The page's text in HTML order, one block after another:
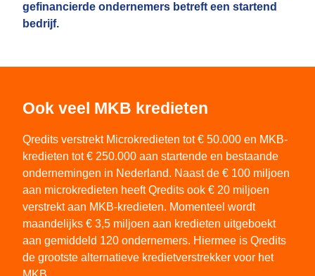
gefinancierde ondernemers betreft een startend
bedrijf.
Ook veel MKB kredieten
Qredits verstrekt Microkredieten tot € 50.000 en MKB-
kredieten tot € 250.000 aan startende en bestaande
ondernemingen in Nederland. Naast de € 100 miljoen
aan microkredieten heeft Qredits ook € 20 miljoen
verstrekt aan MKB-kredieten. Momenteel wordt
maandelijks € 3,5 miljoen aan kredieten uitgeboekt
aan gemiddeld 120 ondernemers. Hiermee is Qredits
de grootste alternatieve kredietverstrekker voor het